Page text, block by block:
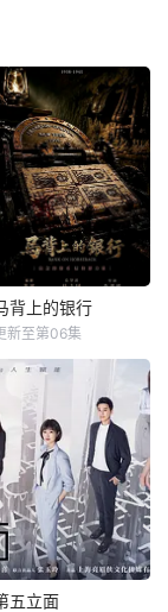
背上的银行
新至第06集
五立面